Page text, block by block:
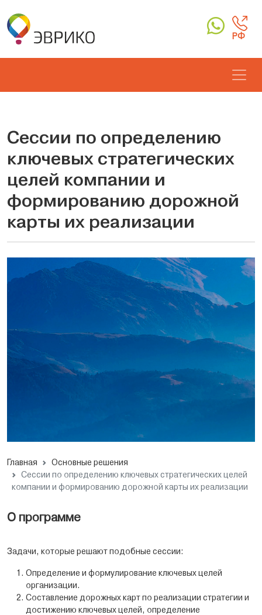
РФ
Сессии по определению
ключевых стратегических
целей компании и
формированию дорожной
карты их реализации
Главная
Основные решения
Сессии по определению ключевых стратегических целей
компании и формированию дорожной карты их реализации
О программе
Задачи, которые решают подобные сессии:
Определение и формулирование ключевых целей
организации.
Составление дорожных карт по реализации стратегии и
достижению ключевых целей, определение